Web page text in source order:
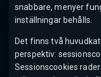
snabbare, menyer
inställningar behålls.
Det finns två
perspektiv:
Sessionscookies